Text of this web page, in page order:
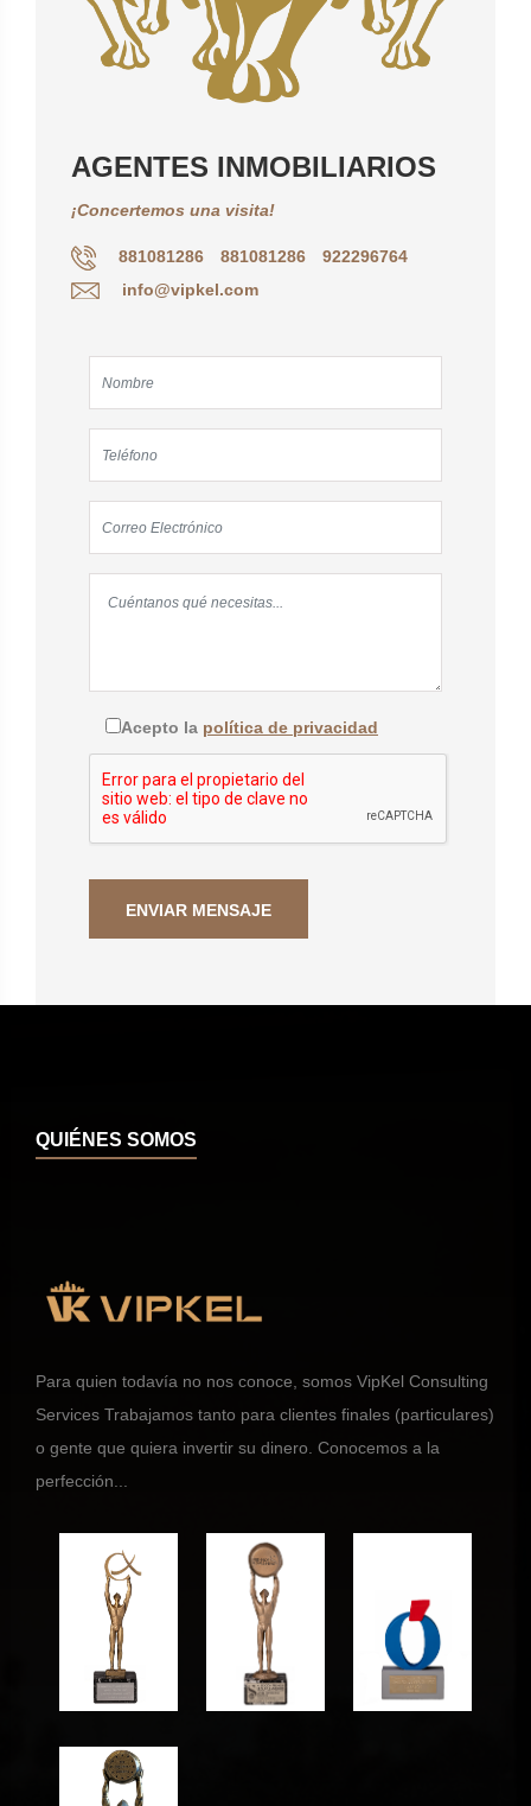
AGENTES INMOBILIARIOS
¡Concertemos una visita!
881081286 881081286
922296764
info@vipkel.com
Acepto la política de privacidad
QUIÉNES SOMOS
Para quien todavía no nos conoce, somos VipKel Consulting
Services Trabajamos tanto para clientes finales (particulares)
o gente que quiera invertir su dinero. Conocemos a la
perfección...